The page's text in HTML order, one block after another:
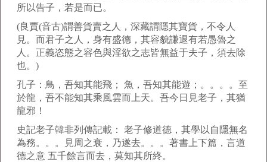
所以告子，若是而已。
(良賈(音古)謂善貨賣之人，深藏謂隱其寶貨，不令人
見。而君子之人，身有盛德，其容貌謙退有若愚魯之
人。正義恣態之容色與淫欲之志皆無益于夫子，須去除
也。)
孔子：鳥，吾知其能飛； 魚，吾知其能遊；。。。。至
於龍，吾不能知其乘風雲而上天。吾今日見老子，其猶
龍邪！
史記老子韓非列傳記載： 老子修道德，其學以自隱無名
為務。。。見周之衰，乃遂去。。。著書上下篇，言道
德之意 五千餘言而去，莫知其所終。